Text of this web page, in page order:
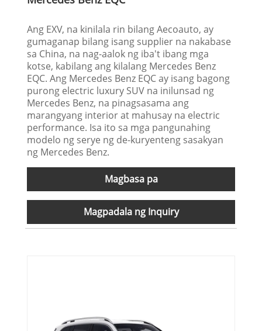
Ang EXV, na kinilala rin bilang Aecoauto, ay
gumaganap bilang isang supplier na nakabase
sa China, na nag-aalok ng iba't ibang mga
kotse, kabilang ang kilalang Mercedes Benz
EQC. Ang Mercedes Benz EQC ay isang bagong
purong electric luxury SUV na inilunsad ng
Mercedes Benz, na pinagsasama ang
marangyang interior at mahusay na electric
performance. Isa ito sa mga pangunahing
modelo ng serye ng de-kuryenteng sasakyan
ng Mercedes Benz.
Magbasa pa
Magpadala ng Inquiry